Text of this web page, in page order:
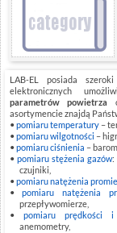
LAB-EL posiada
elektronicznych
parametrów powietrza
asortymencie znajdą
pomiaru temperatury–
pomiaru wilgotności –
pomiaru ciśnienia –
pomiaru stężenia gazów:
czujniki,
pomiaru natężenia
pomiaru natężenia
przepływomierze,
pomiaru prędkości
anemometry,